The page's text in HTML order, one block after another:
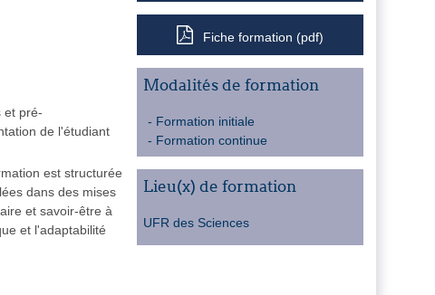
et pré-
de l'étudiant
est structurée
dans des mises
et savoir-être à
et l'adaptabilité
Fiche formation (pdf)
Modalités de formation
Formation initiale
Formation continue
Lieu(x) de formation
UFR des Sciences